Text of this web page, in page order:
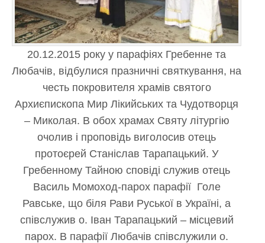
20.12.2015 року у парафіях Гребенне та
Любачів, відбулися празничні святкування, на
честь покровителя храмів святого
Архиєпископа Мир Лікийських та Чудотворця
– Миколая. В обох храмах Святу літургію
очолив і проповідь виголосив отець
протоєрей Станіслав Тарапацький. У
Гребенному Тайною сповіді служив отець
Василь Момоход-парох парафії Голе
Равське, що біля Рави Руської в Україні, а
співслужив о. Іван Тарапацький – місцевий
парох. В парафії Любачів співслужили о.